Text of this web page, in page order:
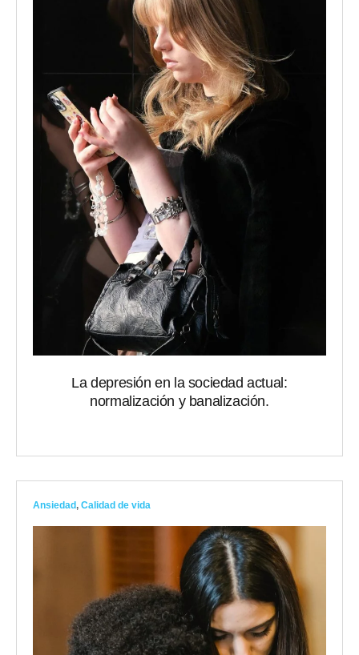
La depresión en la sociedad actual:
normalización y banalización.
Ansiedad, Calidad de vida